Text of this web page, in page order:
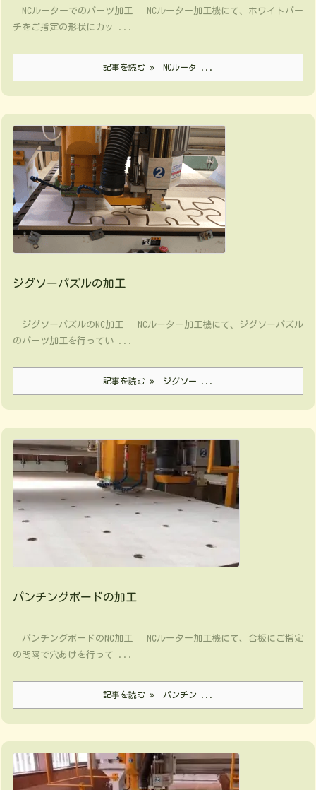
NCルーターでのパーツ加工 NCルーター加工機にて、ホワイトバー
チをご指定の形状にカッ ...
記事を読む NCルータ ...
ジグソーパズルの加工
ジグソーパズルのNC加工 NCルーター加工機にて、ジグソーパズル
のパーツ加工を行ってい ...
記事を読む ジグソー ...
パンチングボードの加工
パンチングボードのNC加工 NCルーター加工機にて、合板にご指定
の間隔で穴あけを行って ...
記事を読む パンチン ...